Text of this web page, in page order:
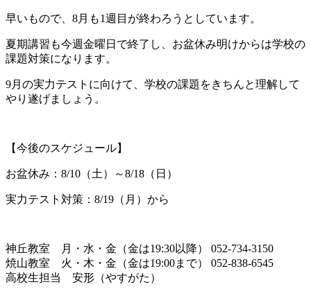
早いもので、8月も1週目が終わろうとしています。
夏期講習も今週金曜日で終了し、お盆休み明けからは学校の
課題対策になります。
9月の実力テストに向けて、学校の課題をきちんと理解して
やり遂げましょう。
【今後のスケジュール】
お盆休み：8/10（土）～8/18（日）
実力テスト対策：8/19（月）から
神丘教室 月・水・金（金は19:30以降） 052-734-3150
焼山教室 火・木・金（金は19:00まで） 052-838-6545
高校生担当 安形（やすがた）